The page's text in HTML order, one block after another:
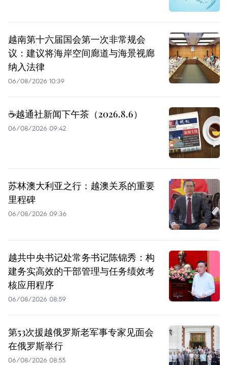
越南第十六届国会第一次非常规会
议：建议将海岸空间廊道与海景视廊
纳入法律
06/08/2026 10:39
☕️越通社新闻下午茶（2026.8.6）
06/08/2026 09:42
苏林澳大利亚之行：越澳关系的重要
里程碑
06/08/2026 09:36
越共中央书记处常务书记陈锦秀：构
建务实高效的干部管理与任务绩效考
核应用程序
06/08/2026 08:59
第53次援越俄罗斯老军事专家见面会
在俄罗斯举行
06/08/2026 08:55